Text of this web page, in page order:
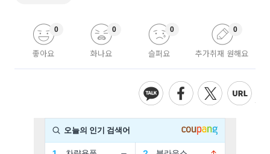
좋아요
0
화나요
0
슬퍼요
0
추가취재 원해요
0